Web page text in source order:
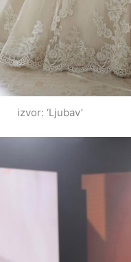
izvor: ‘Ljubav’